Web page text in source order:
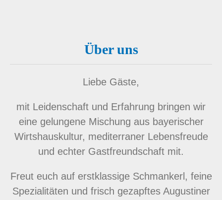
Über uns
Liebe Gäste,
mit Leidenschaft und Erfahrung bringen wir
eine gelungene Mischung aus bayerischer
Wirtshauskultur, mediterraner Lebensfreude
und echter Gastfreundschaft mit.
Freut euch auf erstklassige Schmankerl, feine
Spezialitäten und frisch gezapftes Augustiner